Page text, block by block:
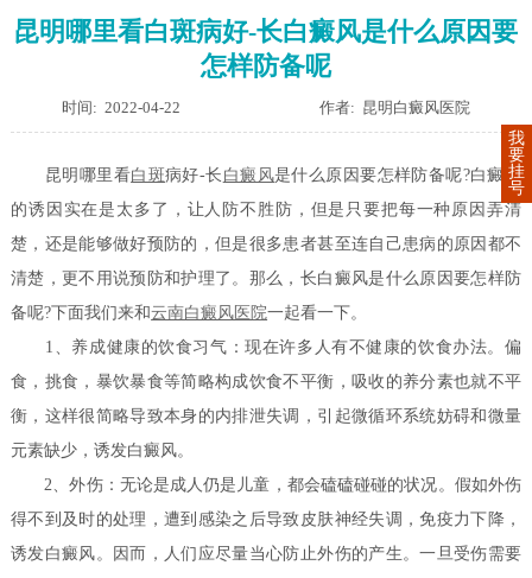
昆明哪里看白斑病好-长白癜风是什么原因要
怎样防备呢
时间: 2022-04-22 作者: 昆明白癜风医院
昆明哪里看白斑病好-长 白癜风是什么原因要怎样防备呢?白癜风
的诱因实在是太多了，让人防不胜防，但是只要把每一种原因弄清
楚，还是能够做好预防的，但是很多患者甚至连自己患病的原因都不
清楚，更不用说预防和护理了。那么，长白癜风是什么原因要怎样防
备呢?下面我们来和云南白癜风医院一起看一下。
1、养成健康的饮食习气：现在许多人有不健康的饮食办法。偏
食，挑食，暴饮暴食等简略构成饮食不平衡，吸收的养分素也就不平
衡，这样很简略导致本身的内排泄失调，引起微循环系统妨碍和微量
元素缺少，诱发白癜风。
2、外伤：无论是成人仍是儿童，都会磕磕碰碰的状况。假如外伤
得不到及时的处理，遭到感染之后导致皮肤神经失调，免疫力下降，
诱发白癜风。因而，人们应尽量当心防止外伤的产生。一旦受伤需要
我
要
挂
号